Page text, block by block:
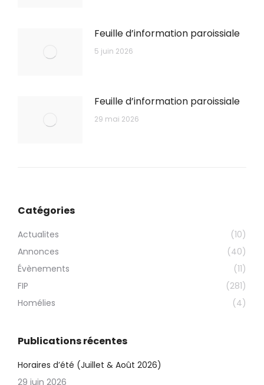
Feuille d’information paroissiale
5 juin 2026
Feuille d’information paroissiale
29 mai 2026
Catégories
Actualites
(10)
Annonces
(40)
Évènements
(11)
FIP
(281)
Homélies
(4)
Publications récentes
Horaires d’été (Juillet & Août 2026)
29 juin 2026